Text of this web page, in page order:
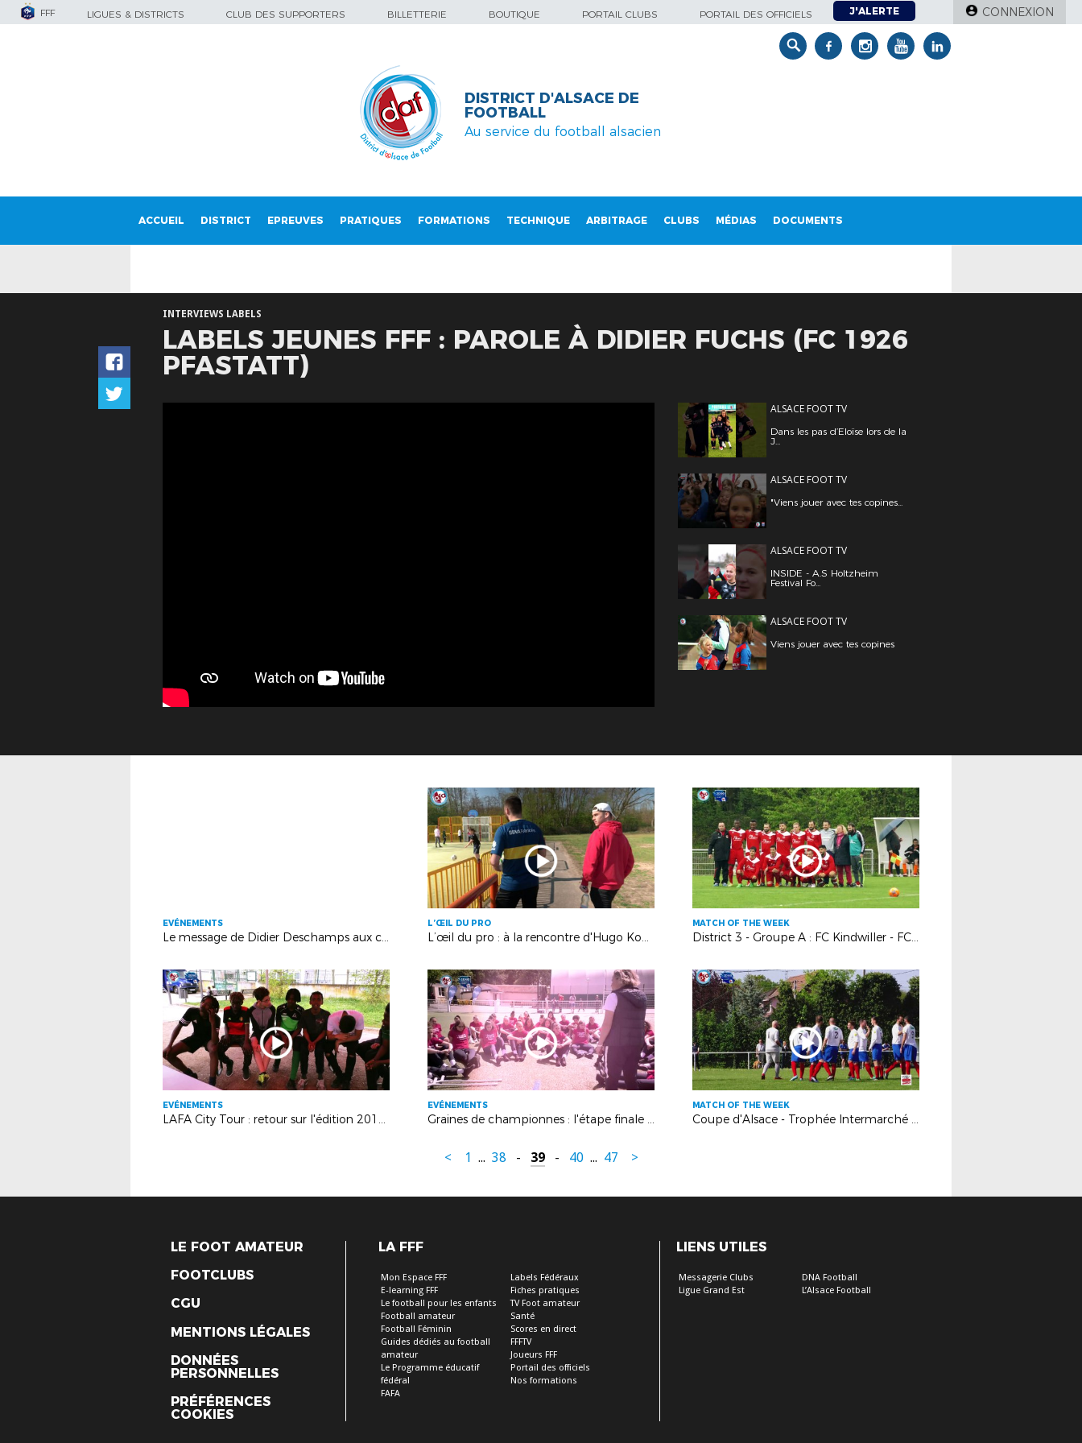
FFF LIGUES & DISTRICTS CLUB DES SUPPORTERS BILLETTERIE BOUTIQUE PORTAIL CLUBS PORTAIL DES OFFICIELS J'ALERTE CONNEXION
DISTRICT D'ALSACE DE
FOOTBALL
Au service du football alsacien
ACCUEIL DISTRICT EPREUVES PRATIQUES FORMATIONS TECHNIQUE ARBITRAGE CLUBS MÉDIAS DOCUMENTS
INTERVIEWS LABELS
LABELS JEUNES FFF : PAROLE À DIDIER FUCHS (FC 1926
PFASTATT)
ALSACE FOOT TV
Dans les pas d’Eloïse lors de la
J...
ALSACE FOOT TV
"Viens jouer avec tes copines...
ALSACE FOOT TV
INSIDE - A.S Holtzheim
Festival Fo...
ALSACE FOOT TV
Viens jouer avec tes copines
EVÉNEMENTS
Le message de Didier Deschamps aux clubs alsaciens !
L’ŒIL DU PRO
L’œil du pro : à la rencontre d'Hugo Koenig, intérimaire chez GEZIM
MATCH OF THE WEEK
District 3 - Groupe A : FC Kindwiller - FC Bouxwiller : 2-1
EVÉNEMENTS
LAFA City Tour : retour sur l'édition 2019 !
EVÉNEMENTS
Graines de championnes : l'étape finale en images !
MATCH OF THE WEEK
Coupe d'Alsace - Trophée Intermarché : Olympique Mulhouse - FC Oberhausbergen : 1-2
< 1 ... 38 - 39 - 40 ... 47 >
LE FOOT AMATEUR
FOOTCLUBS
CGU
MENTIONS LÉGALES
DONNÉES
PERSONNELLES
PRÉFÉRENCES
COOKIES
LA FFF
Mon Espace FFF
E-learning FFF
Le football pour les enfants
Football amateur
Football Féminin
Guides dédiés au football
amateur
Le Programme éducatif
fédéral
FAFA
Labels Fédéraux
Fiches pratiques
TV Foot amateur
Santé
Scores en direct
FFFTV
Joueurs FFF
Portail des officiels
Nos formations
LIENS UTILES
Messagerie Clubs
Ligue Grand Est
DNA Football
L’Alsace Football